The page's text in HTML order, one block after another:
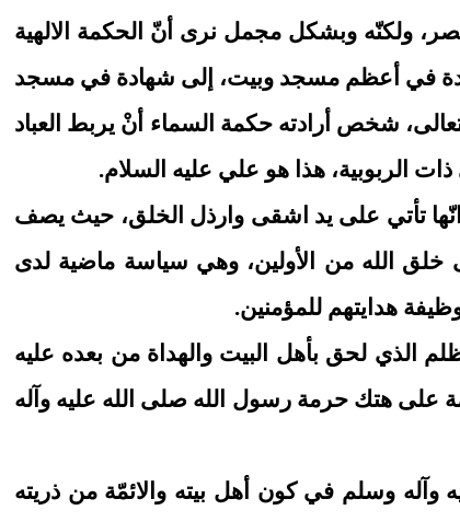
ولكنّه وبشكل مجمل نرى أنّ الحكمة الالهية
ولادة في أعظم مسجد وبيت، إلى شهادة في مسجد
شخص أرادته حكمة السماء أنْ يربط العباد
الربوبية، هذا هو علي عليه السلام.
تأتي على يد اشقى وارذل الخلق، حيث يصف
خلق الله من الأولين، وهي سياسة ماضية لدى
هدايتهم للمؤمنين.
الذي لحق بأهل البيت والهداة من بعده عليه
على هتك حرمة رسول الله صلى الله عليه وآله
وآله وسلم في كون أهل بيته والائمّة من ذريته